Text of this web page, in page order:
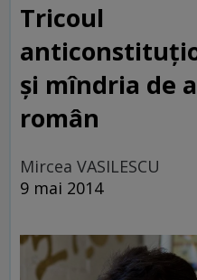
Tricoul
și mîndria de
român
Mircea VASILESCU
9 mai 2014